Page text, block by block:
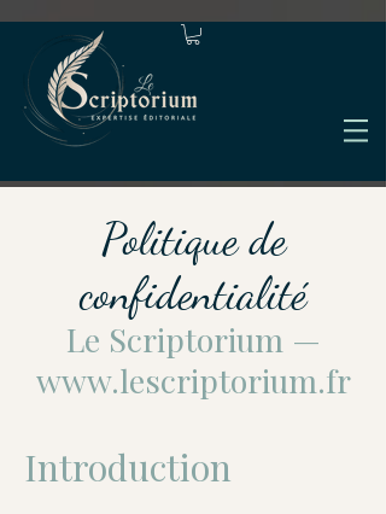
Politique de
confidentialité
Le Scriptorium —
www.lescriptorium.fr
Introduction